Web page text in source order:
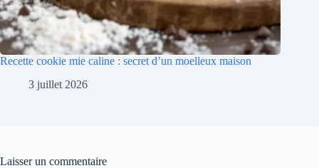
Recette cookie mie caline : secret d’un moelleux maison
3 juillet 2026
Laisser un commentaire